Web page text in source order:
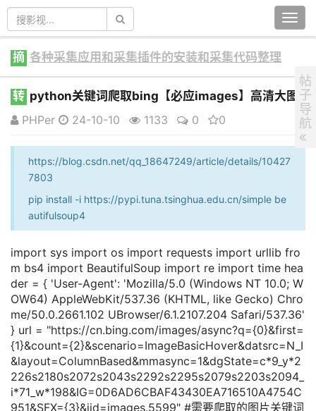
摘 各种采集应用和采集插件的安装和采集代码整理
转 python关键词爬取bing【必应images】高清大图
PHPer
24-10-10 1133 0 0
https://blog.csdn.net/qq_18647249/article/details/10427
7803
pip install -i https://pypi.tuna.tsinghua.edu.cn/simple be
autifulsoup4
import sys import os import requests import urllib fro
m bs4 import BeautifulSoup import re import time hea
der = { 'User-Agent': 'Mozilla/5.0 (Windows NT 10.0; W
OW64) AppleWebKit/537.36 (KHTML, like Gecko) Chro
me/50.0.2661.102 UBrowser/6.1.2107.204 Safari/537.36'
} url = "https://cn.bing.com/images/async?q={0}&first=
{1}&count={2}&scenario=ImageBasicHover&datsrc=N_I
&layout=ColumnBased&mmasync=1&dgState=c*9_y*2
226s2180s2072s2043s2292s2295s2079s2203s2094_
i*71_w*198&IG=0D6AD6CBAF43430EA716510A4754C
951&SFX={3}&iid=images.5599" #需要爬取的图片关键词
帖
子
导
航